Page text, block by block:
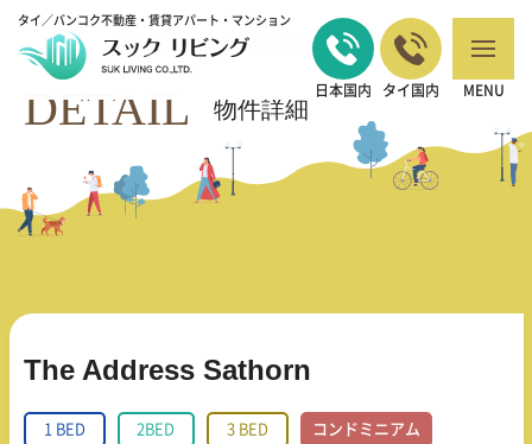
タイ／バンコク不動産・賃貸アパート・マンション
日本国内 タイ国内 MENU
バンコクの不動産・賃貸 TOP > 1 BED> The Address Sathorn
DETAIL 物件詳細
The Address Sathorn
1 BED 2BED 3 BED コンドミニアム